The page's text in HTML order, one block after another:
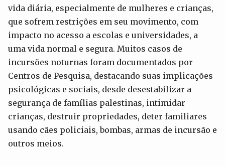
vida diária, especialmente de mulheres e crianças,
que sofrem restrições em seu movimento, com
impacto no acesso a escolas e universidades, a
uma vida normal e segura. Muitos casos de
incursões noturnas foram documentados por
Centros de Pesquisa, destacando suas implicações
psicológicas e sociais, desde desestabilizar a
segurança de famílias palestinas, intimidar
crianças, destruir propriedades, deter familiares
usando cães policiais, bombas, armas de incursão e
outros meios.